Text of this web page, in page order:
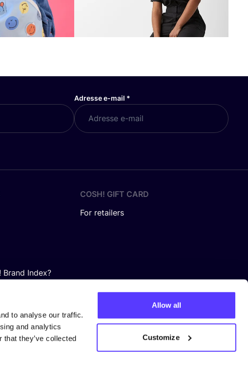
to analyse our traffic.
and analytics
they’ve collected
Allow all
Customize
Adresse e-mail *
Brand Index?
COSH! GIFT CARD
For retailers